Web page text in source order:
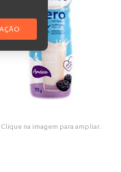
Clique na imagem para ampliar.